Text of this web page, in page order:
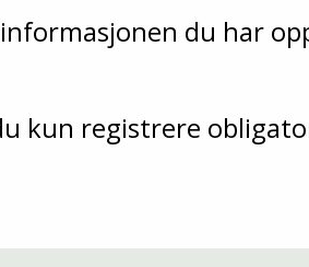
du har
kun registrere